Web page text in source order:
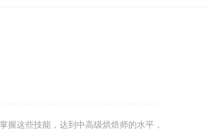
握这些技能，达到中高级烘焙师的水平，